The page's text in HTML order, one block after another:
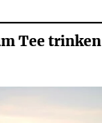
Tee trinken